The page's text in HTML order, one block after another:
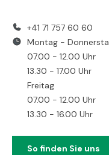
+41 71 757 60 60
Montag -
07.00 - 12.00 Uhr
13.30 - 17.00 Uhr
Freitag
07.00 - 12.00 Uhr
13.30 - 16.00 Uhr
So finden Sie uns